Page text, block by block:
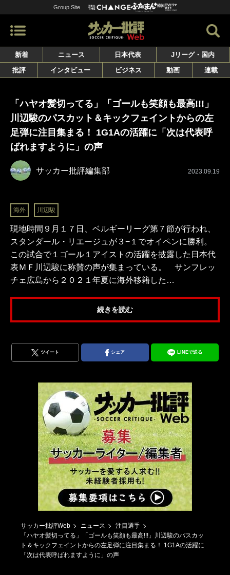
Group Site
新着 ニュース 日本代表
Jリーグ・国内
批評
インタビュー ビジネス 動画 連載
「ハヤオ髪切ってる」「ゴールも笑顔も最高!!!」
川辺駿のパスカット＆キックフェイントからの左
足弾に注目集まる！ 1G1Aの活躍に「次は代表呼
ばれますように」の声
サッカー批評編集部 2023.09.19
海外 川辺駿
現地時間９月１７日、ベルギーリーグ第７節が行われ、
スタンダール・リエージュが３−１でオイペンに勝利。
この試合で１ゴール１アイストの活躍を披露した日本代
表ＭＦ川辺駿に称賛の声が集まっている。 サンフレッ
チェ広島から２０２１年夏に海外移籍した…
続きを読む
ツイート シェア LINEで送る
サッカー批評Web ニュース
注目選手
「ハヤオ髪切ってる」「ゴールも笑顔も最高!!!」川辺駿のパスカッ
ト＆キックフェイントからの左足弾に注目集まる！ 1G1Aの活躍に
「次は代表呼ばれますように」の声